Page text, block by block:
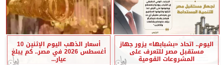
اليوم.. اتحاد «بشبابها» يزور جهاز
مستقبل مصر للتعرف على
المشروعات القومية
أسعار الذهب اليوم الإثنين 10
أغسطس 2026 في مصر.. كم يبلغ
عيار...